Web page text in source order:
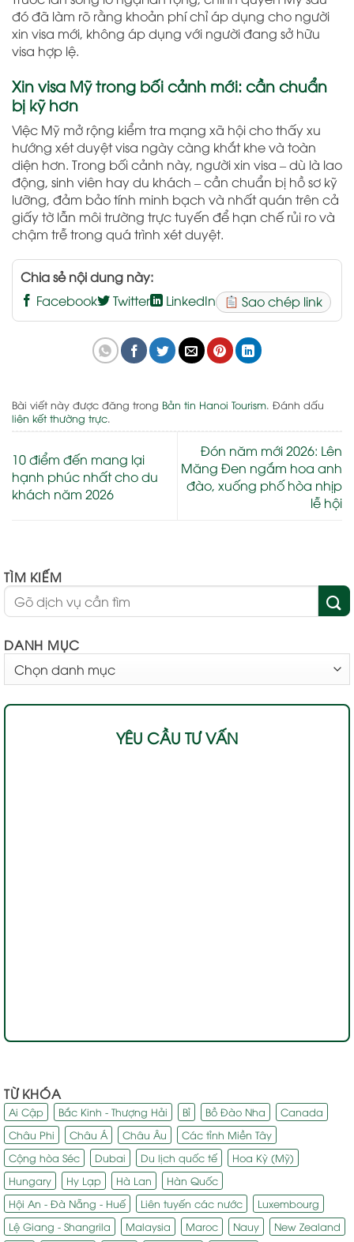
đó đã làm rõ rằng khoản phí chỉ áp dụng cho người
xin visa mới, không áp dụng với người đang sở hữu
visa hợp lệ.
Xin visa Mỹ trong bối cảnh mới: cần chuẩn
bị kỹ hơn
Việc Mỹ mở rộng kiểm tra mạng xã hội cho thấy xu
hướng xét duyệt visa ngày càng khắt khe và toàn
diện hơn. Trong bối cảnh này, người xin visa – dù là lao
động, sinh viên hay du khách – cần chuẩn bị hồ sơ kỹ
lưỡng, đảm bảo tính minh bạch và nhất quán trên cả
giấy tờ lẫn môi trường trực tuyến để hạn chế rủi ro và
chậm trễ trong quá trình xét duyệt.
Chia sẻ nội dung này:
Facebook
Twitter LinkedIn Sao chép link
Bài viết này được đăng trong Bản tin Hanoi Tourism. Đánh dấu
liên kết thường trực.
10 điểm đến mang lại
hạnh phúc nhất cho du
khách năm 2026
Đón năm mới 2026: Lên
Măng Đen ngắm hoa anh
đào, xuống phố hòa nhịp
lễ hội
TÌM KIẾM
DANH MỤC
MỤC
YÊU CẦU TƯ VẤN
TỪ KHÓA
Ai Cập Bắc Kinh - Thượng Hải Bỉ Bồ Đào Nha
Canada
Châu Phi
Châu Á Châu Âu
Các tỉnh Miền Tây
Cộng hòa Séc
Dubai Du lịch quốc tế
Hoa Kỳ (Mỹ)
Hungary
Hy Lạp Hà Lan
Hàn Quốc
Hội An - Đà Nẵng - Huế
Liên tuyến các nước
Luxembourg
Lệ Giang - Shangrila
Malaysia Maroc Nauy New Zealand